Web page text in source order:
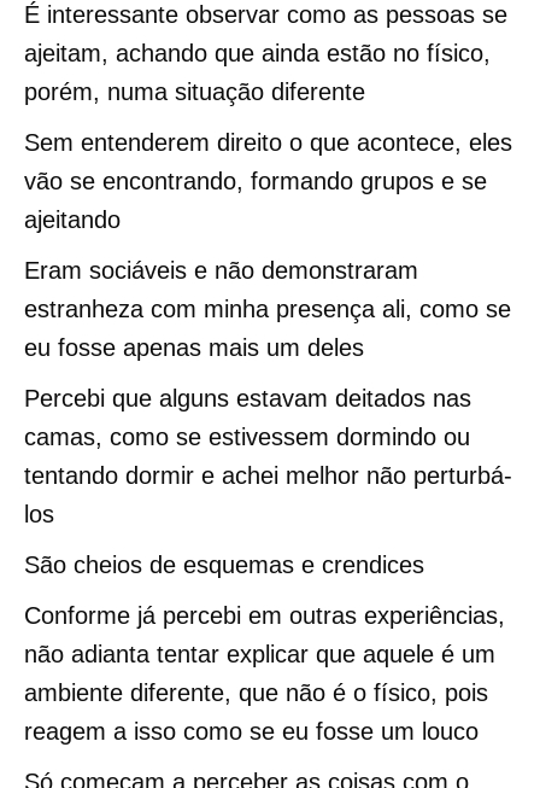
É interessante observar como as pessoas se
ajeitam, achando que ainda estão no físico,
porém, numa situação diferente
Sem entenderem direito o que acontece, eles
vão se encontrando, formando grupos e se
ajeitando
Eram sociáveis e não demonstraram
estranheza com minha presença ali, como se
eu fosse apenas mais um deles
Percebi que alguns estavam deitados nas
camas, como se estivessem dormindo ou
tentando dormir e achei melhor não perturbá-
los
São cheios de esquemas e crendices
Conforme já percebi em outras experiências,
não adianta tentar explicar que aquele é um
ambiente diferente, que não é o físico, pois
reagem a isso como se eu fosse um louco
Só começam a perceber as coisas com o